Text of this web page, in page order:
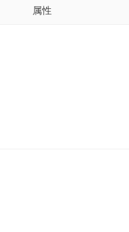
属性